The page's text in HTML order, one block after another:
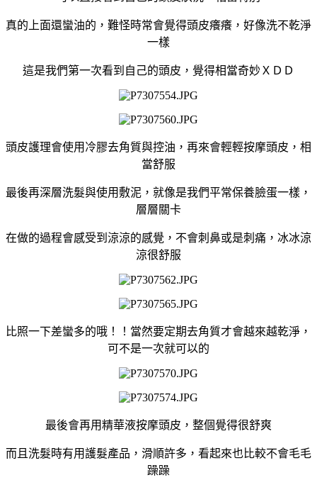
真的上面還蠻油的，難怪時常會覺得頭皮癢癢，好像洗不乾淨
一樣
這是我們第一次看到自己的頭皮，覺得相當奇妙ＸＤＤ
頭皮護理會使用冷膠去角質與控油，再來會輕輕按摩頭皮，相
當舒服
最後再深層洗髮與使用敷泥，就像是我們平常保養臉蛋一樣，
層層關卡
在做的過程會感受到涼涼的感覺，不會刺鼻或是刺痛，冰冰涼
涼很舒服
比照一下差蠻多的哦！！當然要定期去角質才會越來越乾淨，
可不是一次就可以的
最後會再用精華液按摩頭皮，整個覺得很舒爽
而且洗髮時有用護髮產品，滑順許多，看起來也比較不會毛毛
躁躁